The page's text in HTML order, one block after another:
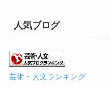
人気ブログ
芸術・人文ランキング